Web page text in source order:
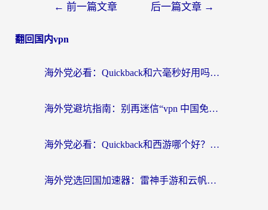
← 前一篇文章 后一篇文章 →
翻回国内vpn
海外党必看：Quickback和六毫秒好用吗？3步选对回国加速器，无缝刷国内剧玩游戏
海外党避坑指南：别再迷信“vpn 中国免费”，选对回国加速器才能无缝刷国内资源
海外党必看：Quickback和西游哪个好？3个维度教你选对回国加速器
海外党选回国加速器：雷神手游和云帆哪个好？附3组对比+避坑指南